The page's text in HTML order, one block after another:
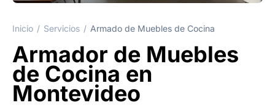
Inicio / Servicios / Armado de Muebles de Cocina
Armador de Muebles
de Cocina en
Montevideo